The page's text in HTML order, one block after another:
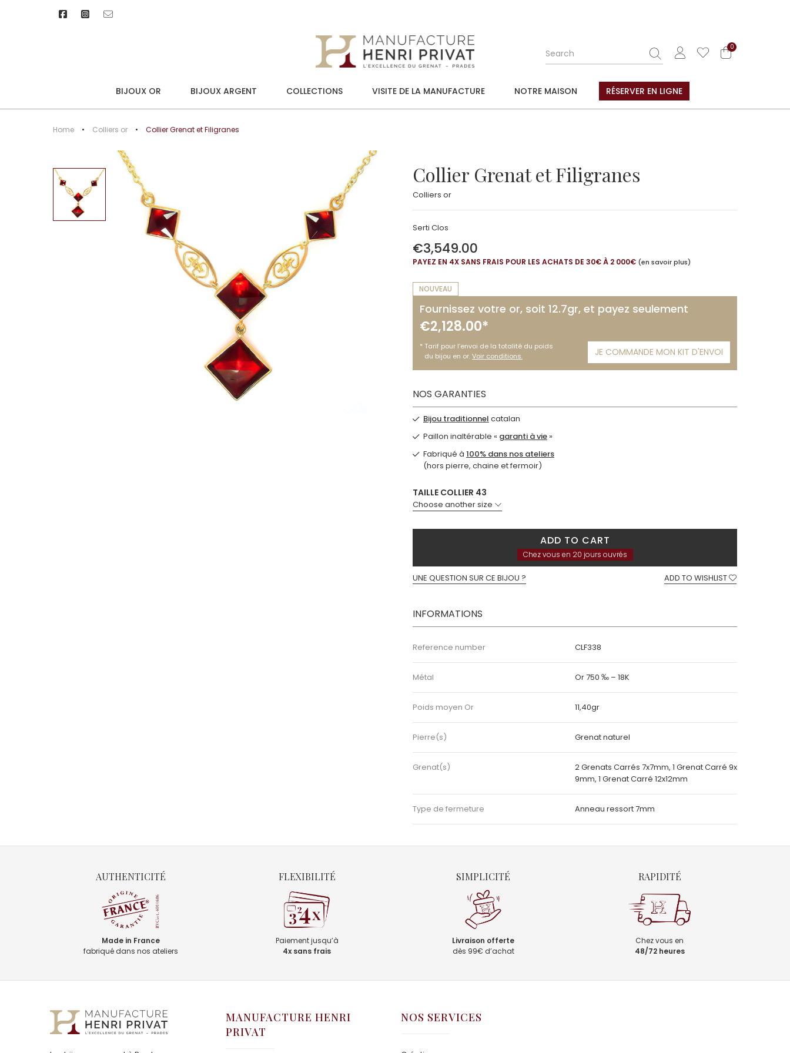
0
BIJOUX OR BIJOUX ARGENT COLLECTIONS VISITE DE LA MANUFACTURE NOTRE MAISON RÉSERVER EN LIGNE
Home Colliers or Collier Grenat et Filigranes
Collier Grenat et Filigranes
Colliers or
Serti Clos
€3,549.00
PAYEZ EN 4X SANS FRAIS POUR LES ACHATS DE 30€ À 2 000€ (en savoir plus)
NOUVEAU
Fournissez votre or, soit 12.7gr, et payez seulement
€2,128.00*
Tarif pour l’envoi de la totalité du poids
du bijou en or.Voir conditions. JE COMMANDE MON KIT D'ENVOI
NOS GARANTIES
Bijou traditionnel catalan
Paillon inaltérable « garanti à vie »
Fabriqué à 100% dans nos ateliers
(hors pierre, chaine et fermoir)
TAILLE COLLIER 43
Choose another size
ADD TO CART
Chez vous en 20 jours ouvrés
UNE QUESTION SUR CE BIJOU ? ADD TO WISHLIST
INFORMATIONS
Reference number CLF338
Métal Or 750 ‰ – 18K
Poids moyen Or 11,40gr
Pierre(s) Grenat naturel
Grenat(s)
2 Grenats Carrés 7x7mm, 1 Grenat Carré 9x
9mm, 1 Grenat Carré 12x12mm
Type de fermeture Anneau ressort 7mm
AUTHENTICITÉ
Made in France
fabriqué dans nos ateliers
FLEXIBILITÉ
Paiement jusqu’à
4x sans frais
SIMPLICITÉ
Livraison offerte
dès 99€ d’achat
RAPIDITÉ
Chez vous en
48/72 heures
MANUFACTURE HENRI
PRIVAT
NOS SERVICES